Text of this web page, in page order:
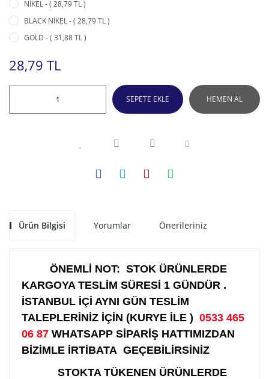
NİKEL - ( 28,79 TL )
BLACK NİKEL - ( 28,79 TL )
GOLD - ( 31,88 TL )
28,79 TL
SEPETE EKLE HEMEN AL
Ürün Bilgisi Yorumlar Önerileriniz
ÖNEMLİ NOT: STOK ÜRÜNLERDE
KARGOYA TESLİM SÜRESİ 1 GÜNDÜR .
İSTANBUL İÇİ AYNI GÜN TESLİM
TALEPLERİNİZ İÇİN (KURYE İLE ) 0533 465
06 87 WHATSAPP SİPARİŞ HATTIMIZDAN
BİZİMLE İRTİBATA GEÇEBİLİRSİNİZ
STOKTA TÜKENEN ÜRÜNLERDE